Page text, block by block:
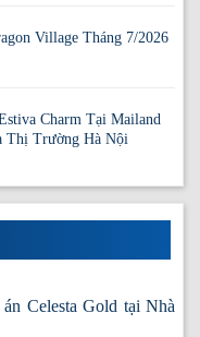
Village Tháng 7/2026
Charm Tại Mailand
Thị Trường Hà Nội